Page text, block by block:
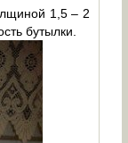
1,5 – 2
бутылки.